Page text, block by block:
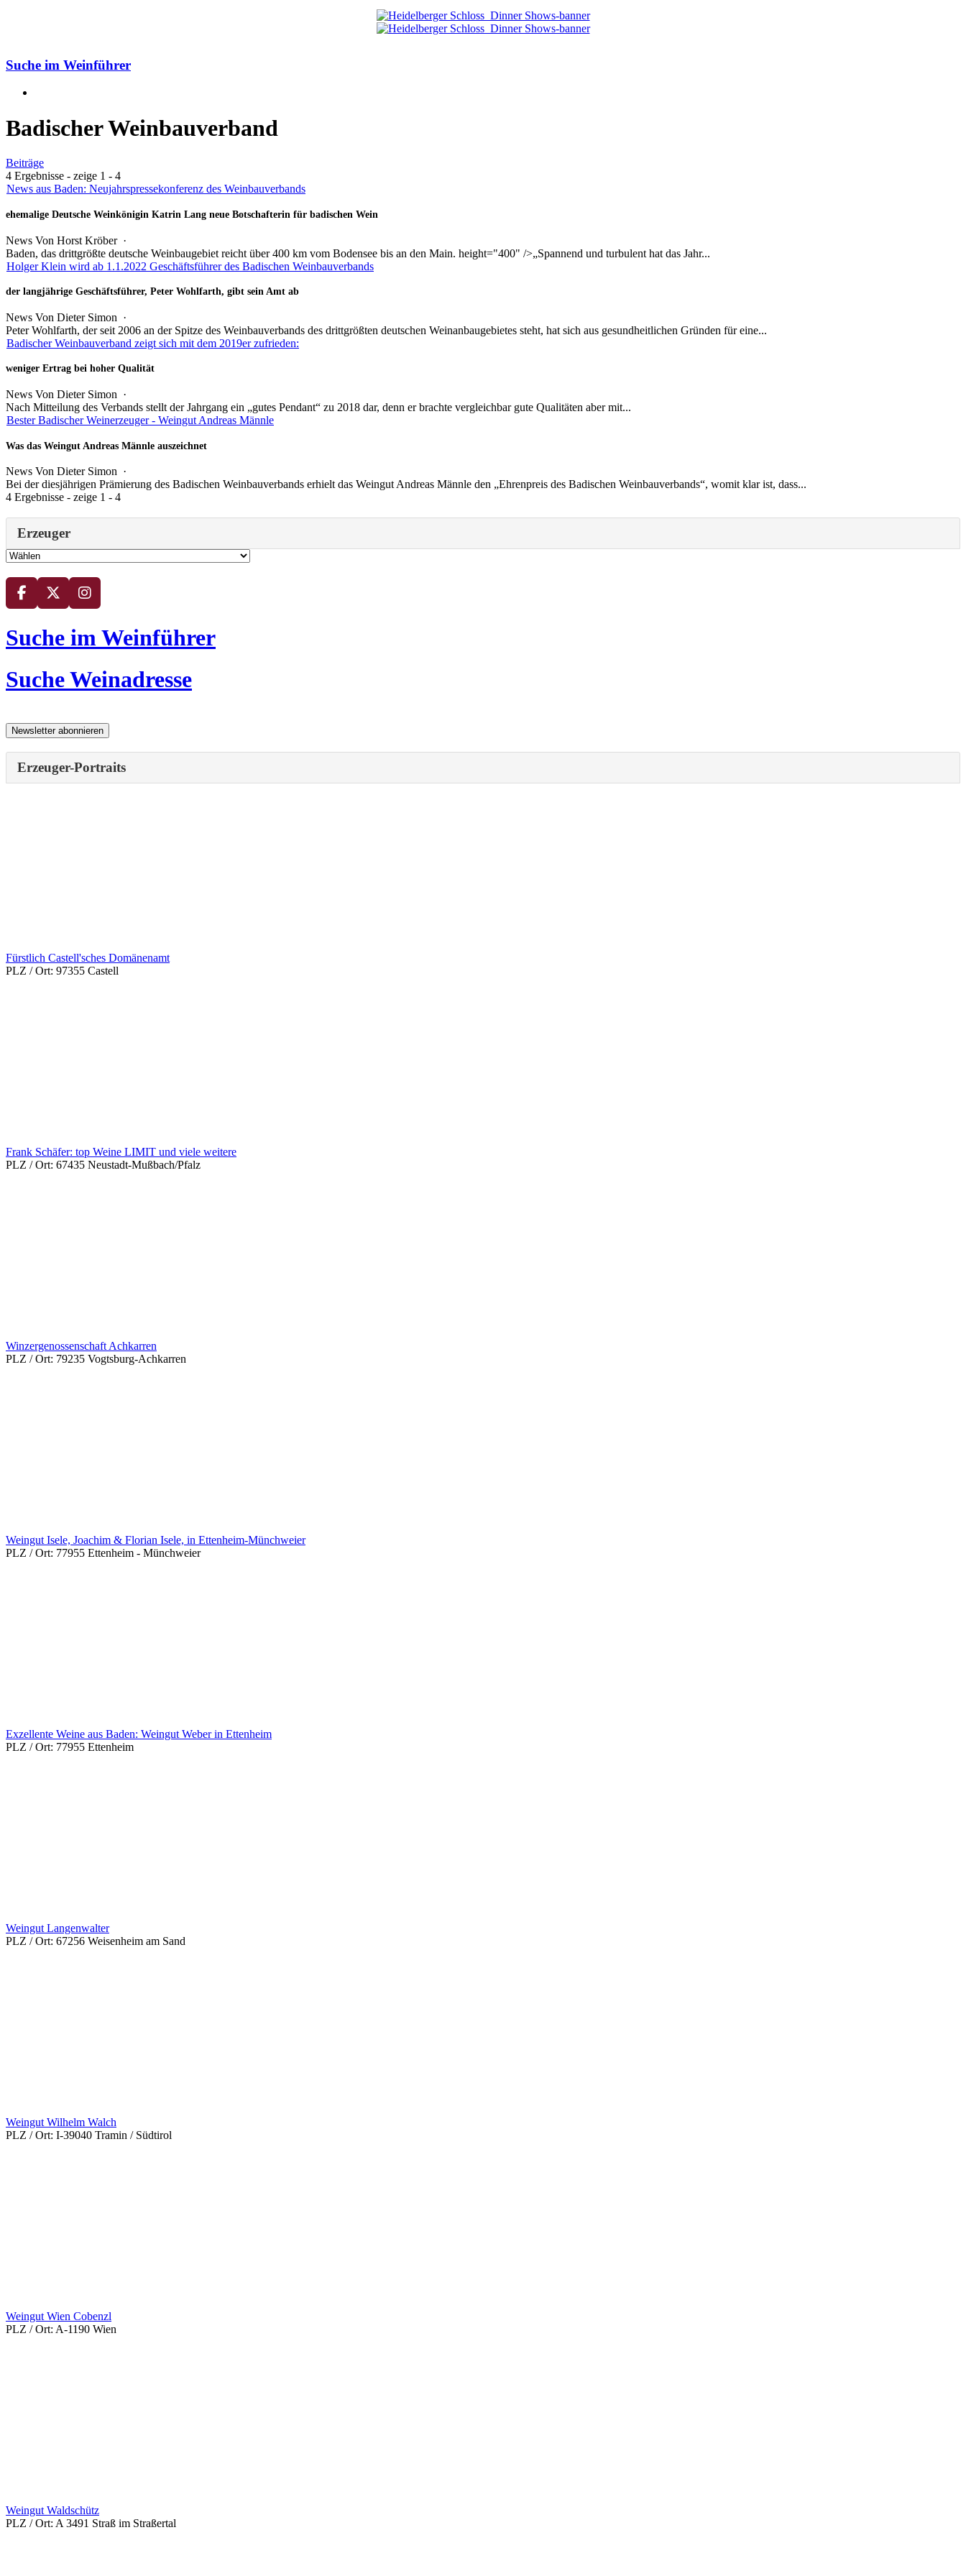
Suche im Weinführer
Badischer Weinbauverband
Beiträge
4 Ergebnisse - zeige 1 - 4
News aus Baden: Neujahrspressekonferenz des Weinbauverbands
ehemalige Deutsche Weinkönigin Katrin Lang neue Botschafterin für badischen Wein
News Von Horst Kröber ·
Baden, das drittgrößte deutsche Weinbaugebiet reicht über 400 km vom Bodensee bis an den Main. height="400" />„Spannend und turbulent hat das Jahr...
Holger Klein wird ab 1.1.2022 Geschäftsführer des Badischen Weinbauverbands
der langjährige Geschäftsführer, Peter Wohlfarth, gibt sein Amt ab
News Von Dieter Simon ·
Peter Wohlfarth, der seit 2006 an der Spitze des Weinbauverbands des drittgrößten deutschen Weinanbaugebietes steht, hat sich aus gesundheitlichen Gründen für eine...
Badischer Weinbauverband zeigt sich mit dem 2019er zufrieden:
weniger Ertrag bei hoher Qualität
News Von Dieter Simon ·
Nach Mitteilung des Verbands stellt der Jahrgang ein „gutes Pendant“ zu 2018 dar, denn er brachte vergleichbar gute Qualitäten aber mit...
Bester Badischer Weinerzeuger - Weingut Andreas Männle
Was das Weingut Andreas Männle auszeichnet
News Von Dieter Simon ·
Bei der diesjährigen Prämierung des Badischen Weinbauverbands erhielt das Weingut Andreas Männle den „Ehrenpreis des Badischen Weinbauverbands“, womit klar ist, dass...
4 Ergebnisse - zeige 1 - 4
Erzeuger
Suche im Weinführer
Suche Weinadresse
Erzeuger-Portraits
Fürstlich Castell'sches Domänenamt
PLZ / Ort: 97355 Castell
Frank Schäfer: top Weine LIMIT und viele weitere
PLZ / Ort: 67435 Neustadt-Mußbach/Pfalz
Winzergenossenschaft Achkarren
PLZ / Ort: 79235 Vogtsburg-Achkarren
Weingut Isele, Joachim & Florian Isele, in Ettenheim-Münchweier
PLZ / Ort: 77955 Ettenheim - Münchweier
Exzellente Weine aus Baden: Weingut Weber in Ettenheim
PLZ / Ort: 77955 Ettenheim
Weingut Langenwalter
PLZ / Ort: 67256 Weisenheim am Sand
Weingut Wilhelm Walch
PLZ / Ort: I-39040 Tramin / Südtirol
Weingut Wien Cobenzl
PLZ / Ort: A-1190 Wien
Weingut Waldschütz
PLZ / Ort: A 3491 Straß im Straßertal